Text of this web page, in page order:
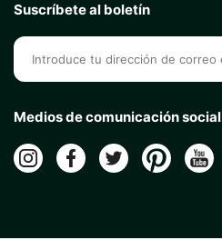
Suscríbete al boletín
Medios de comunicación social